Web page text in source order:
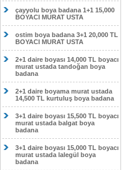
çayyolu boya badana 1+1 15,000
BOYACI MURAT USTA
ostim boya badana 3+1 20,000 TL
BOYACI MURAT USTA
2+1 daire boyası 14,000 TL boyacı
murat ustada tandoğan boya
badana
2+1 daire boyama murat ustada
14,500 TL kurtuluş boya badana
3+1 daire boyası 15,500 TL boyacı
murat ustada balgat boya
badana
3+1 daire boyası 15,000 TL boyacı
murat ustada lalegül boya
badana